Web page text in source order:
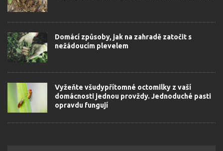
Domácí způsoby, jak na zahradě zatočit s
nežádoucím plevelem
Vyžeňte všudypřítomné octomilky z vaší
domácnosti jednou provždy. Jednoduché pasti
opravdu fungují